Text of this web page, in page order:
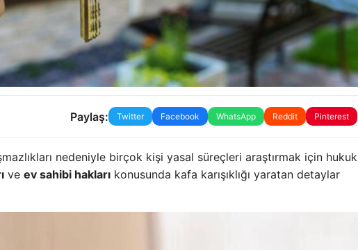
Paylaş: Twitter Facebook WhatsApp Reddit Pinterest
nedeniyle birçok kişi yasal süreçleri araştırmak için hukuk
ve ev sahibi hakları konusunda kafa karışıklığı yaratan detaylar